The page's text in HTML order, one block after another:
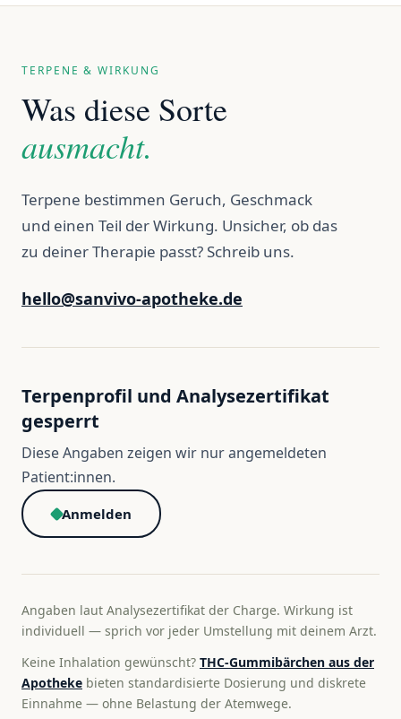
TERPENE & WIRKUNG
Was diese Sorte
ausmacht.
Terpene bestimmen Geruch, Geschmack
und einen Teil der Wirkung. Unsicher, ob das
zu deiner Therapie passt? Schreib uns.
hello@sanvivo-apotheke.de
Terpenprofil und Analysezertifikat
gesperrt
Diese Angaben zeigen wir nur angemeldeten
Patient:innen.
Anmelden
Angaben laut Analysezertifikat der Charge. Wirkung ist
individuell — sprich vor jeder Umstellung mit deinem Arzt.
Keine Inhalation gewünscht? THC-Gummibärchen aus der
Apotheke bieten standardisierte Dosierung und diskrete
Einnahme — ohne Belastung der Atemwege.